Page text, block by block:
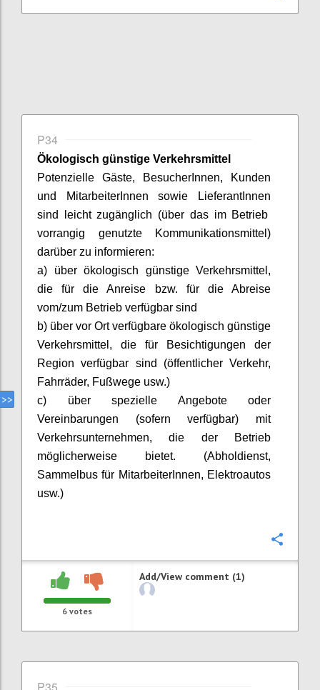
P34
Ökologisch günstige Verkehrsmittel
Potenzielle Gäste,
BesucherInnen, Kunden
und
MitarbeiterInnen sowie
LieferantInnen
sind leicht zugänglich (über das im Betrieb
vorrangig genutzte Kommunikationsmittel)
darüber zu informieren:
a) über ökologisch günstige Verkehrsmittel,
die für die Anreise bzw. für die Abreise
vom/zum Betrieb verfügbar sind
b) über vor Ort verfügbare ökologisch günstige
Verkehrsmittel, die für Besichtigungen der
Region verfügbar sind (öffentlicher Verkehr,
Fahrräder, Fußwege usw.)
c) über spezielle Angebote oder
Vereinbarungen (sofern verfügbar) mit
Verkehrsunternehmen, die der Betrieb
möglicherweise bietet. (Abholdienst,
Sammelbus für MitarbeiterInnen, Elektroautos
usw.)
6 votes
Add/View comment (1)
P35